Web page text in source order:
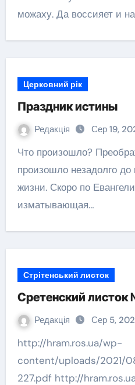
можаху. Да воссияет и
Церковний рік
Праздник истины
Редакція Сер 19,
Что произошло? Преображение Господне
произошло незадолго до
жизни. Скоро по
изматывающая…
Стрітенський листок
Сретенский
Редакція Сер 5,
http://hram.ros.ua/wp-
content/uploads/2021/
227.pdf http://